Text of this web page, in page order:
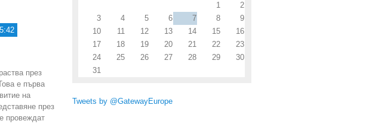
през
е първа
на
през
провеждат
1
2
3
4 5 6 7 8
9
10
11 12 13 14 15
16
17
18 19 20 21 22
23
24
25 26 27 28 29
30
31
Tweets by @GatewayEurope